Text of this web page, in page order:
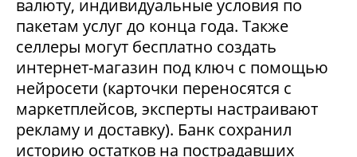
валюту, индивидуальные условия по
пакетам услуг до конца года. Также
селлеры могут бесплатно создать
интернет-магазин под ключ с помощью
нейросети (карточки переносятся с
маркетплейсов, эксперты настраивают
рекламу и доставку). Банк сохранил
историю остатков на пострадавших